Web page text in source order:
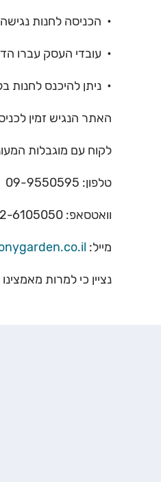
• הכניסה לחנות
• עובדי העסק עברו
• ניתן להיכנס לחנות
האתר הנגיש זמין
לקוח עם מוגבלות
טלפון: 09-9550595
וואטסאפ: 052-6105050
מייל:
נציין כי למרות